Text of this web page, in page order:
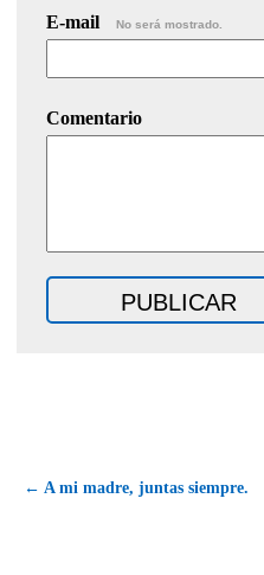
E-mail No será mostrado.
Comentario
← A mi madre, juntas siempre.